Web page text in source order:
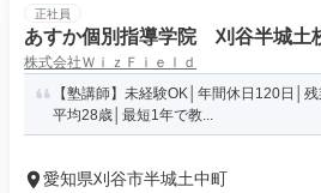
正社員
あすか個別指導学院 刈谷半城
株式会社ＷｉｚＦｉｅｌｄ
【塾講師】未経験OK│年間休日120日│
平均28歳│最短1年で教...
愛知県刈谷市半城土中町